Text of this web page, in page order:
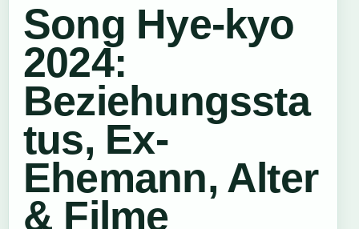
Song Hye-kyo
2024:
Beziehungssta
tus, Ex-
Ehemann, Alter
& Filme